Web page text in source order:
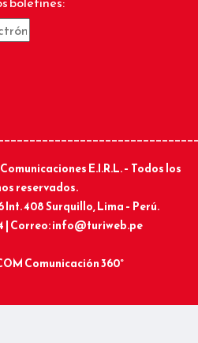
E.I.R.L. – Todos los
reservados.
408 Surquillo, Lima – Perú.
| Correo: info@turiweb.pe
Comunicación 360°